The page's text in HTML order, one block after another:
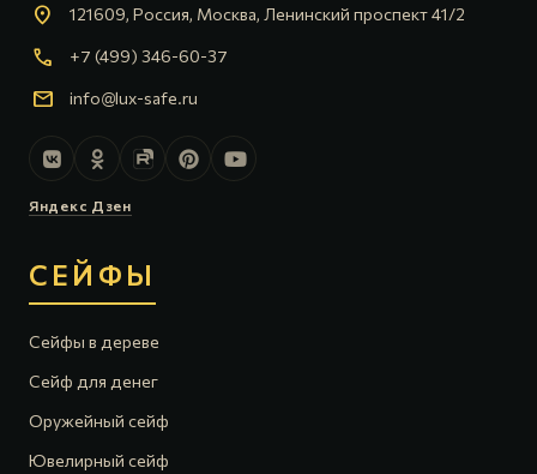
location_on 121609, Россия, Москва, Ленинский проспект 41/2
call +7 (499) 346-60-37
mail info@lux-safe.ru
Яндекс Дзен
СЕЙФЫ
Сейфы в дереве
Сейф для денег
Оружейный сейф
Ювелирный сейф